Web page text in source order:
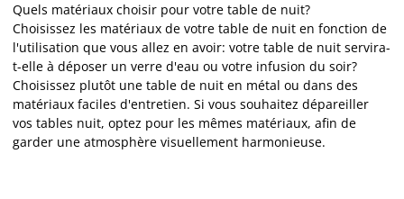
Quels matériaux choisir pour votre table de nuit?
Choisissez les matériaux de votre table de nuit en fonction de
l'utilisation que vous allez en avoir: votre table de nuit servira-
t-elle à déposer un verre d'eau ou votre infusion du soir?
Choisissez plutôt une table de nuit en métal ou dans des
matériaux faciles d'entretien. Si vous souhaitez dépareiller
vos tables nuit, optez pour les mêmes matériaux, afin de
garder une atmosphère visuellement harmonieuse.